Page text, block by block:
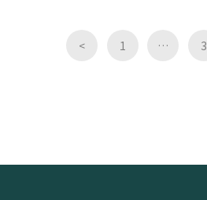
< 1 … 3